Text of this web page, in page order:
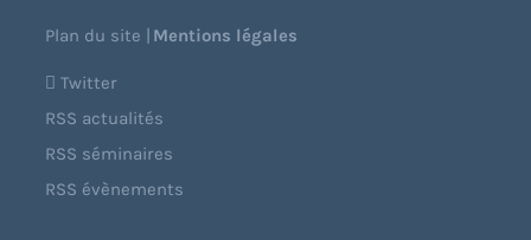
Plan du site |Mentions légales
Twitter
RSS actualités
RSS séminaires
RSS évènements